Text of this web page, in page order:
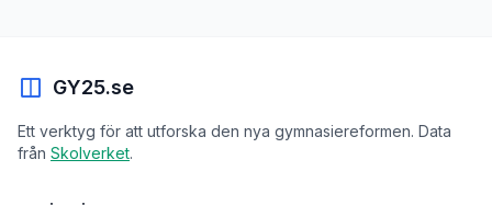
GY25.se
Ett verktyg för att utforska den nya gymnasiereformen. Data
från Skolverket.